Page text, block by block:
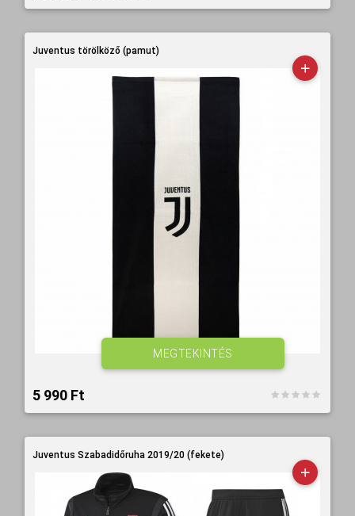
Juventus törölköző (pamut)
5 990 Ft‎
MEGTEKINTÉS
Juventus Szabadidőruha 2019/20 (fekete)